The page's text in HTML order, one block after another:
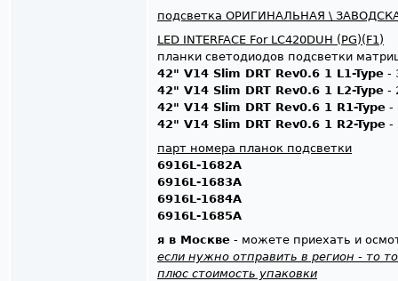
подсветка ОРИГИНАЛЬНАЯ \
LED INTERFACE For LC420DUH (PG)(F1)
планки светодиодов подсветки
42" V14 Slim DRT Rev0.6 1 L1-Type -
42" V14 Slim DRT Rev0.6 1 L2-Type -
42" V14 Slim DRT Rev0.6 1 R1-Type -
42" V14 Slim DRT Rev0.6 1 R2-Type -
парт номера планок подсветки
6916L-1682A
6916L-1683A
6916L-1684A
6916L-1685A
я в Москве - можете приехать и
если нужно отправить в регион - то
плюс стоимость упаковки